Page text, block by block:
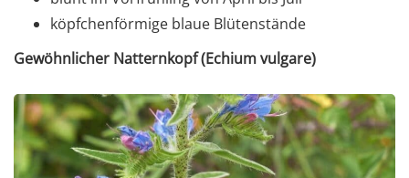
köpfchenförmige blaue Blütenstände
Gewöhnlicher Natternkopf (Echium vulgare)